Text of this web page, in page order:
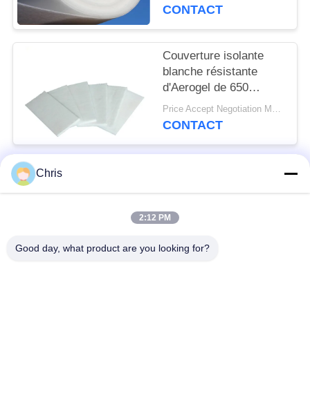
CONTACT
Couverture isolante
blanche résistante
d'Aerogel de 650
degrés sentie pour
l'isolation ignifuge
Price Accept Negotiation MOQ:un petit pain
CONTACT
Catégories populaires
Chris
2:12 PM
Good day, what product are you looking for?